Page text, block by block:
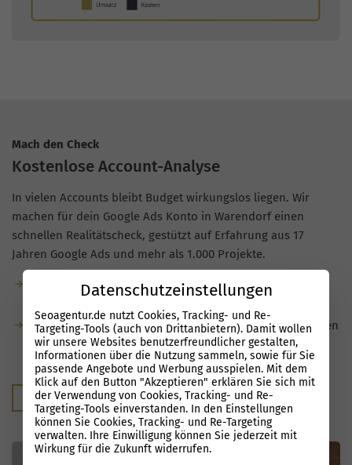
Mach den Check
Kostenlose Account-Analyse
In vielen Accounts bleibt Budget wirkungslos liegen. Wir
machen für dein Google Ads Konto in Warendorf einen
schnellen Realitätscheck, gestützt auf Erfahrung aus 17
Jahren Google Ads und mehr als 1.000 Projekte.
Kostenlose Analyse: kostenfrei, unverbindlich und ohne
Du siehst danach klar, welche Optimierungsmöglichkeiten
bestehen und welches Potenzial in deinen Kampagnen
steckt.
Kostenloser Audit
Datenschutzeinstellungen
Seoagentur.de nutzt Cookies, Tracking- und Re-
Targeting-Tools (auch von Drittanbietern). Damit wollen
wir unsere Websites benutzerfreundlicher gestalten,
Informationen über die Nutzung sammeln, sowie für Sie
passende Angebote und Werbung ausspielen. Mit dem
Klick auf den Button "Akzeptieren" erklären Sie sich mit
der Verwendung von Cookies, Tracking- und Re-
Targeting-Tools einverstanden. In den Einstellungen
können Sie Cookies, Tracking- und Re-Targeting
verwalten. Ihre Einwilligung können Sie jederzeit mit
Wirkung für die Zukunft widerrufen.